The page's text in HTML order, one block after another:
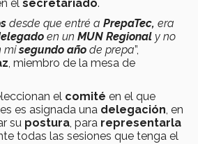
el secretariado.
desde que entré a PrepaTec, era
en un MUN Regional y no
misegundo año de prepa”,
, miembro de la mesa de
el comité en el que
es asignada una delegación, en
su postura, para representarla
todas las sesiones que tenga el